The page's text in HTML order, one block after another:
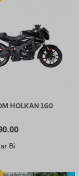
HOLKAN 160
Bi